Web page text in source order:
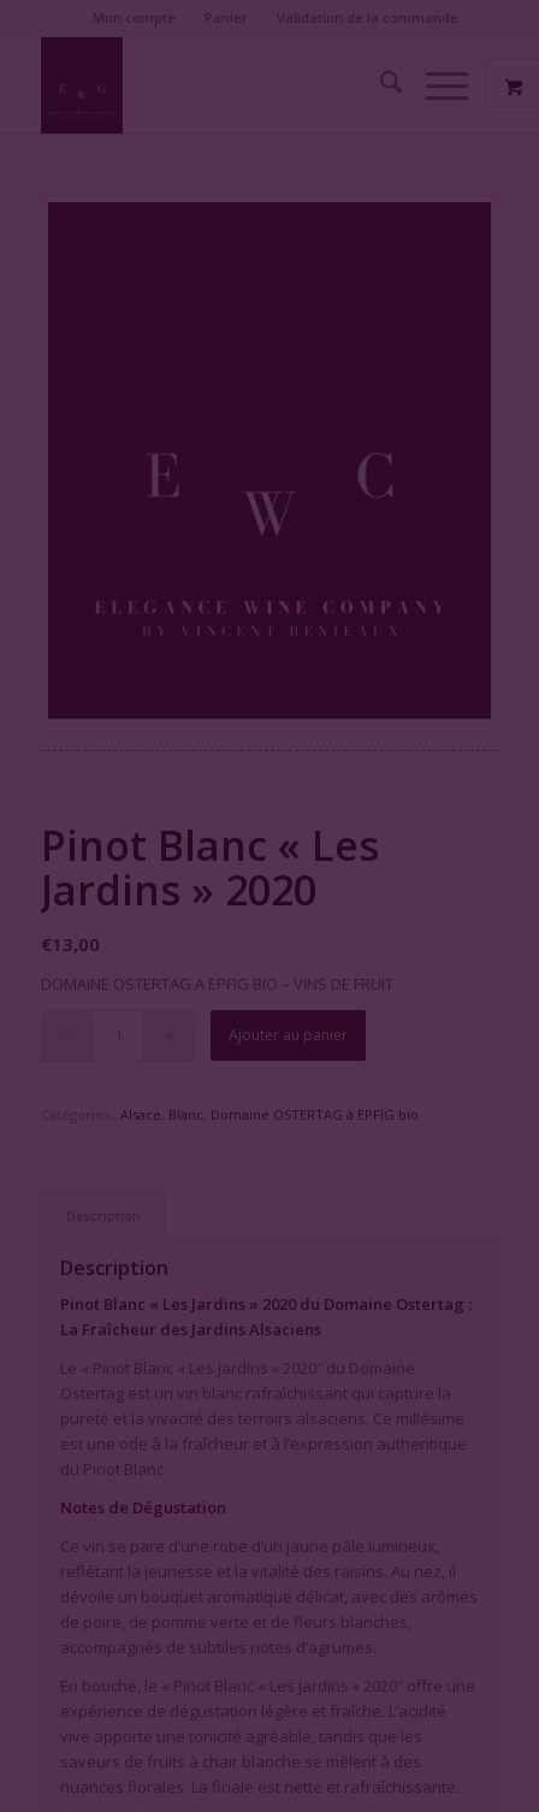
Pinot Blanc « Les
Jardins » 2020
€13,00
DOMAINE OSTERTAG A EPFIG BIO – VINS DE FRUIT
Ajouter au panier
Alsace Blanc Domaine OSTERTAG à EPFIG bio
Description
Pinot Blanc « Les Jardins » 2020 du Domaine Ostertag :
La Fraîcheur des Jardins Alsaciens
Le « Pinot Blanc « Les Jardins » 2020″ du Domaine
Ostertag est un vin blanc rafraîchissant qui capture la
pureté et la vivacité des terroirs alsaciens. Ce millésime
est une ode à la fraîcheur et à l’expression authentique
du Pinot Blanc.
Notes de Dégustation
Ce vin se pare d’une robe d’un jaune pâle lumineux,
reflétant la jeunesse et la vitalité des raisins. Au nez, il
dévoile un bouquet aromatique délicat, avec des arômes
de poire, de pomme verte et de fleurs blanches,
accompagnés de subtiles notes d’agrumes.
En bouche, le « Pinot Blanc « Les Jardins » 2020″ offre une
expérience de dégustation légère et fraîche. L’acidité
vive apporte une tonicité agréable, tandis que les
saveurs de fruits à chair blanche se mêlent à des
nuances florales. La finale est nette et rafraîchissante.